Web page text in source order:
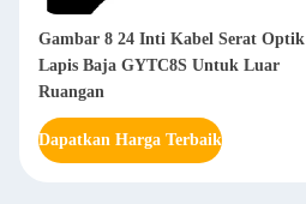
Gambar 8 24 Inti Kabel Serat Optik
Lapis Baja GYTC8S Untuk Luar
Ruangan
Dapatkan Harga Terbaik